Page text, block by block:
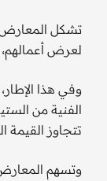
تشكل المعارض
لعرض أعمالهم،
الفنية من
تتجاوز القيمة
وتسهم المعارض